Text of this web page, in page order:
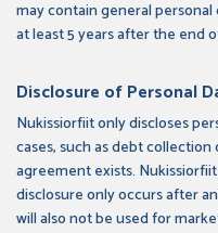
may contain general
at least 5 years after the end
Disclosure of Personal
Nukissiorfiit only discloses
cases, such as debt
agreement exists.
disclosure only occurs after
will also not be used for